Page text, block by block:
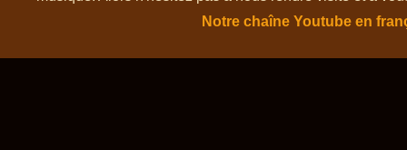
Notre chaîne Youtube en